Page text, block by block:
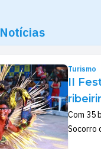
Notícias
Turismo
II
Com 35
Socorro